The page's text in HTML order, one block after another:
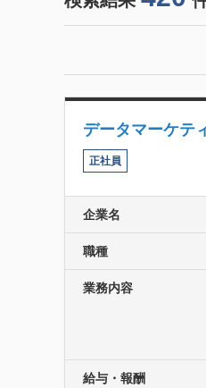
データマーケテ
正社員
企業名
職種
業務内容
給与・報酬